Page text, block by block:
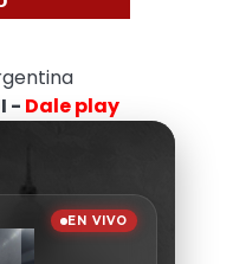
- Dale play